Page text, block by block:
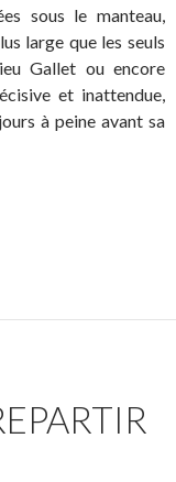
sous le manteau,
large que les seuls
Gallet ou encore
et inattendue,
à peine avant sa